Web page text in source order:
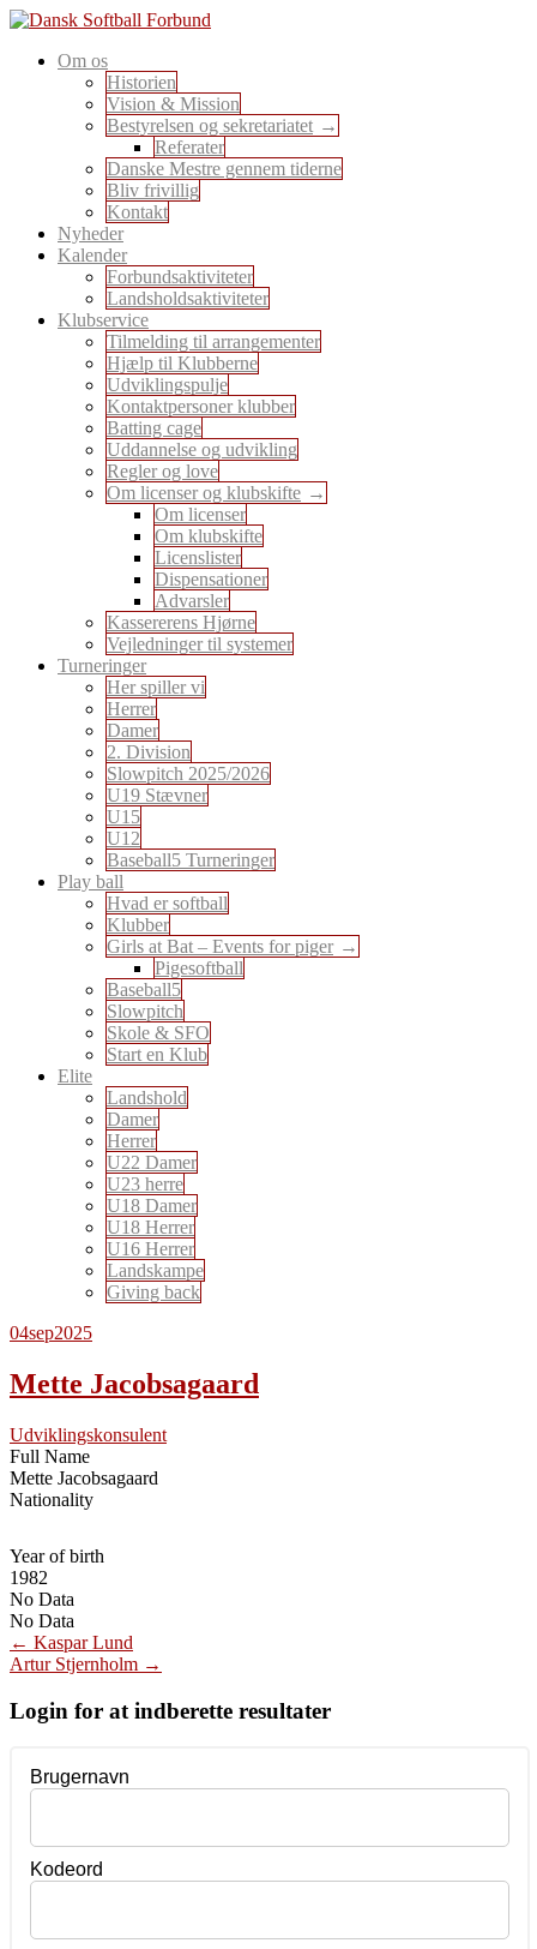
Skip
content
Dansk Softball Forbund
En sport for alle
Om os
Historien
Vision & Mission
Bestyrelsen og sekretariatet
Referater
Danske Mestre gennem tiderne
Bliv frivillig
Kontakt
Nyheder
Kalender
Forbundsaktiviteter
Landsholdsaktiviteter
Klubservice
Tilmelding til arrangementer
Hjælp til Klubberne
Udviklingspulje
Kontaktpersoner klubber
Batting cage
Uddannelse og udvikling
Regler og love
Om licenser og klubskifte
Om licenser
Om klubskifte
Licenslister
Dispensationer
Advarsler
Kassererens Hjørne
Vejledninger til systemer
Turneringer
Her spiller vi
Herrer
Damer
2. Division
Slowpitch 2025/2026
U19 Stævner
U15
U12
Baseball5 Turneringer
Play ball
Hvad er softball
Klubber
Girls at Bat – Events for piger
Pigesoftball
Baseball5
Slowpitch
Skole & SFO
Start en Klub
Elite
Landshold
Damer
Herrer
U22 Damer
U23 herre
U18 Damer
U18 Herrer
U16 Herrer
Landskampe
Giving back
04sep2025
Mette Jacobsagaard
Udviklingskonsulent
Full Name
Mette Jacobsagaard
Nationality
Year of birth
1982
No Data
No Data
Post
navigation
← Kaspar Lund
Artur Stjernholm →
Login for at indberette resultater
Brugernavn
Kodeord